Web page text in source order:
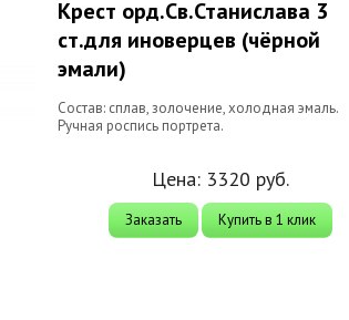
Крест орд.Св.Станислава 3
ст.для иноверцев (чёрной
эмали)
Состав: сплав, золочение, холодная эмаль.
Ручная роспись портрета.
Цена: 3320 руб.
Заказать Купить в 1 клик